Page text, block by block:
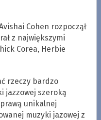
Cohen rozpoczął
z największymi
Corea, Herbie
rzeczy bardzo
jazzowej szeroką
unikalnej
muzyki jazowej z